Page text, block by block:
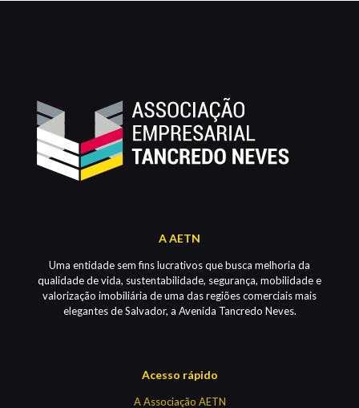
A AETN
Uma entidade sem fins lucrativos que busca melhoria da
qualidade de vida, sustentabilidade, segurança, mobilidade e
valorização imobiliária de uma das regiões comerciais mais
elegantes de Salvador, a Avenida Tancredo Neves.
Acesso rápido
A Associação AETN